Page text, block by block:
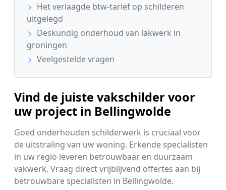
Het verlaagde btw-tarief op schilderen
uitgelegd
Deskundig onderhoud van lakwerk in
groningen
Veelgestelde vragen
Vind de juiste vakschilder voor
uw project in Bellingwolde
Goed onderhouden schilderwerk is cruciaal voor
de uitstraling van uw woning. Erkende specialisten
in uw regio leveren betrouwbaar en duurzaam
vakwerk. Vraag direct vrijblijvend offertes aan bij
betrouwbare specialisten in Bellingwolde.